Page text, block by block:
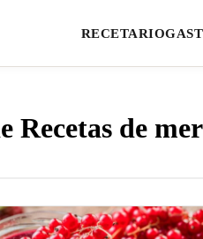
RECETARIO
Recetas de